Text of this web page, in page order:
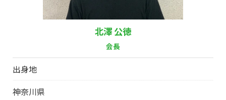
北澤 公徳
会長
出身地
神奈川県